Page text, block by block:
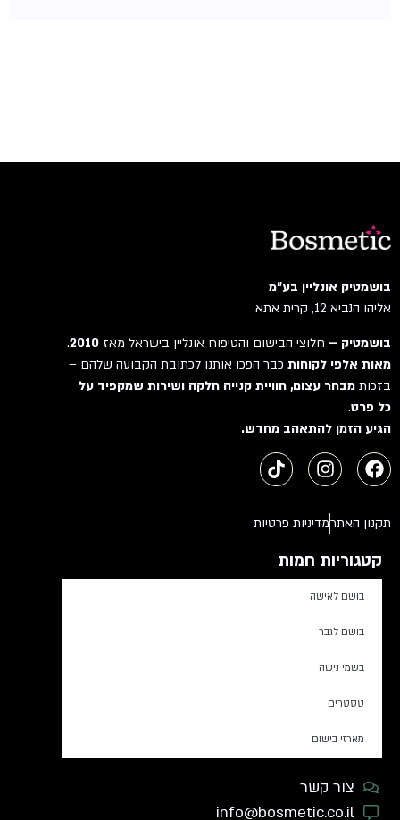
בושמטיק אונליין בע"מ
אליהו הנביא 12, קרית אתא
בושמטיק –חלוצי הבישום והטיפוח אונליין בישראל מאז2010
.
מאות אלפי לקוחותכבר הפכו אותנו לכתובת הקבועה שלהם –
בזכותמבחר עצום, חוויית קנייה חלקה ושירות שמקפיד על
כל פרט.
הגיע הזמן להתאהב מחדש.
תקנון האתרמדיניות פרטיות
קטגוריות חמות
בושם לאישה
בושם לגבר
בשמי נישה
טסטרים
מארזי בישום
צור קשר
info@bosmetic.co.il